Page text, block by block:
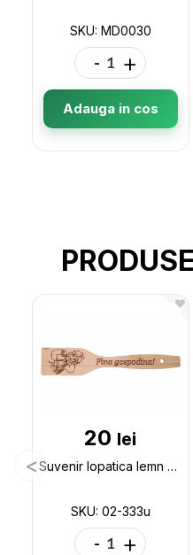
SKU: MD0030
- +
Adauga in cos
20 lei
Suvenir lopatica lemn de bucatarie 30cm 02-333u
SKU: 02-333u
- +